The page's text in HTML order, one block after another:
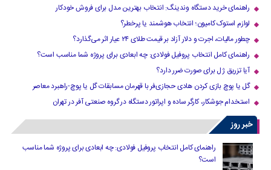
راهنمای خرید دستگاه وندینگ: انتخاب بهترین مدل برای فروش خودکار
لوازم استوک کامیون؛ انتخاب هوشمند یا پرخطر؟
چطور مالیات، اجرت و دلار آزاد بر قیمت طلای ۲۴ عیار اثر می‌گذارد؟
راهنمای کامل انتخاب پروفیل فولادی: چه ابعادی برای پروژه شما مناسب است؟
آیا تزریق ژل برای صورت ضرر دارد​؟
گل یا پوچ بازی کردن هادی حجازی‌فر با قهرمان مسابقات گل یا پوچ-راهبرد معاصر
استخدام جوشکار، کارگر ساده و اپراتور دستگاه در گروه صنعتی آفر در تهران
خبر روز
راهنمای کامل انتخاب پروفیل فولادی: چه ابعادی برای پروژه شما مناسب
است؟